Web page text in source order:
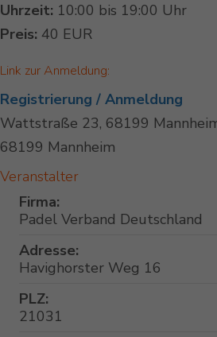
Uhrzeit: 10:00 bis 19:00 Uhr
Preis: 40 EUR
Link zur Anmeldung:
Registrierung / Anmeldung
Wattstraße 23, 68199
68199 Mannheim
Veranstalter
Firma:
Padel Verband Deutschland
Adresse:
Havighorster Weg 16
PLZ:
21031